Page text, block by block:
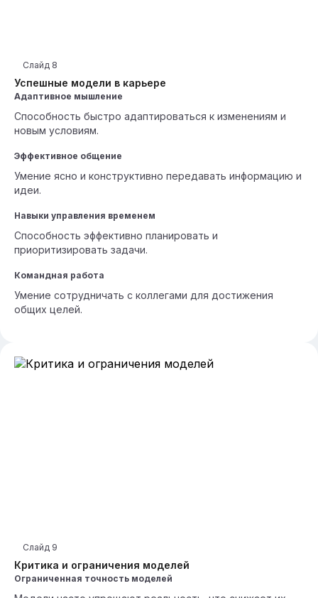
Успешные модели в карьере
Слайд 8
Адаптивное мышление
Способность быстро адаптироваться к изменениям и
новым условиям.
Эффективное общение
Умение ясно и конструктивно передавать информацию и
идеи.
Навыки управления временем
Способность эффективно планировать и
приоритизировать задачи.
Командная работа
Умение сотрудничать с коллегами для достижения
общих целей.
Критика и ограничения моделей
Слайд 9
Ограниченная точность моделей